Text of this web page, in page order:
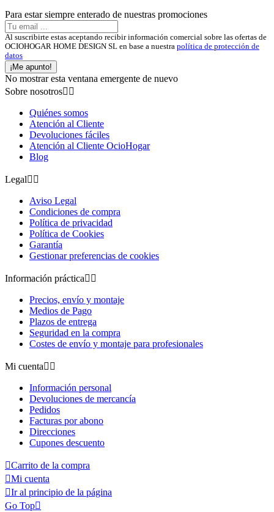
Para estar siempre enterado de nuestras promociones
Al suscribirte estas aceptando recibir información comercial sobre las ofertas de
OCIOHOGAR HOME DESIGN SL en base a nuestra política de protección de
datos
¡Me apunto!
No mostrar esta ventana emergente de nuevo
Sobre nosotros 
Quiénes somos
Atención al Cliente
Devoluciones fáciles
Atención al Cliente OcioHogar
Blog
Legal 
Aviso Legal
Condiciones de compra
Política de privacidad
Política de Cookies
Garantía
Gestionar preferencias de cookies
Información práctica 
Precios, envío y montaje
Medios de Pago
Plazos de entrega
Seguridad en la compra
Costes de envío y montaje para profesionales
Mi cuenta 
Información personal
Devoluciones de mercancía
Pedidos
Facturas por abono
Direcciones
Cupones descuento
Carrito de la compra
Mi cuenta
Ir al principio de la página
Go Top